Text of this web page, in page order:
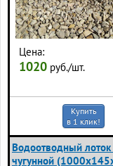
Цена:
1020 руб./шт.
Купить
в 1 клик!
Водоотводный
чугунной